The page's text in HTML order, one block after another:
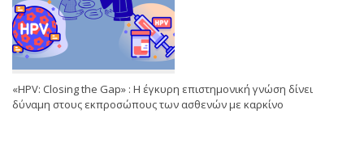
«HPV: Closing the Gap» : Η έγκυρη επιστημονική γνώση δίνει
δύναμη στους εκπροσώπους των ασθενών με καρκίνο